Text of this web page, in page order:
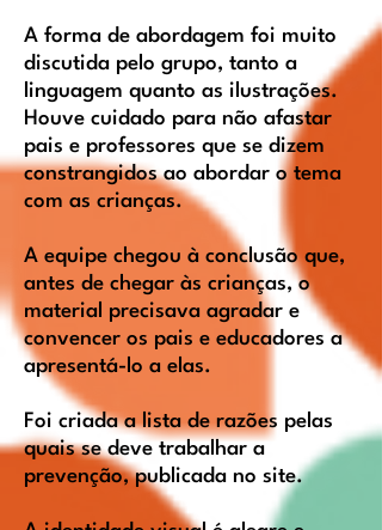
A forma de abordagem foi muito
discutida pelo grupo, tanto a
linguagem quanto as ilustrações.
Houve cuidado para não afastar
pais e professores que se dizem
constrangidos ao abordar o tema
com as crianças.
A equipe chegou à conclusão que,
antes de chegar às crianças, o
material precisava agradar e
convencer os pais e educadores a
apresentá-lo a elas.
Foi criada a lista de razões pelas
quais se deve trabalhar a
prevenção, publicada no site.